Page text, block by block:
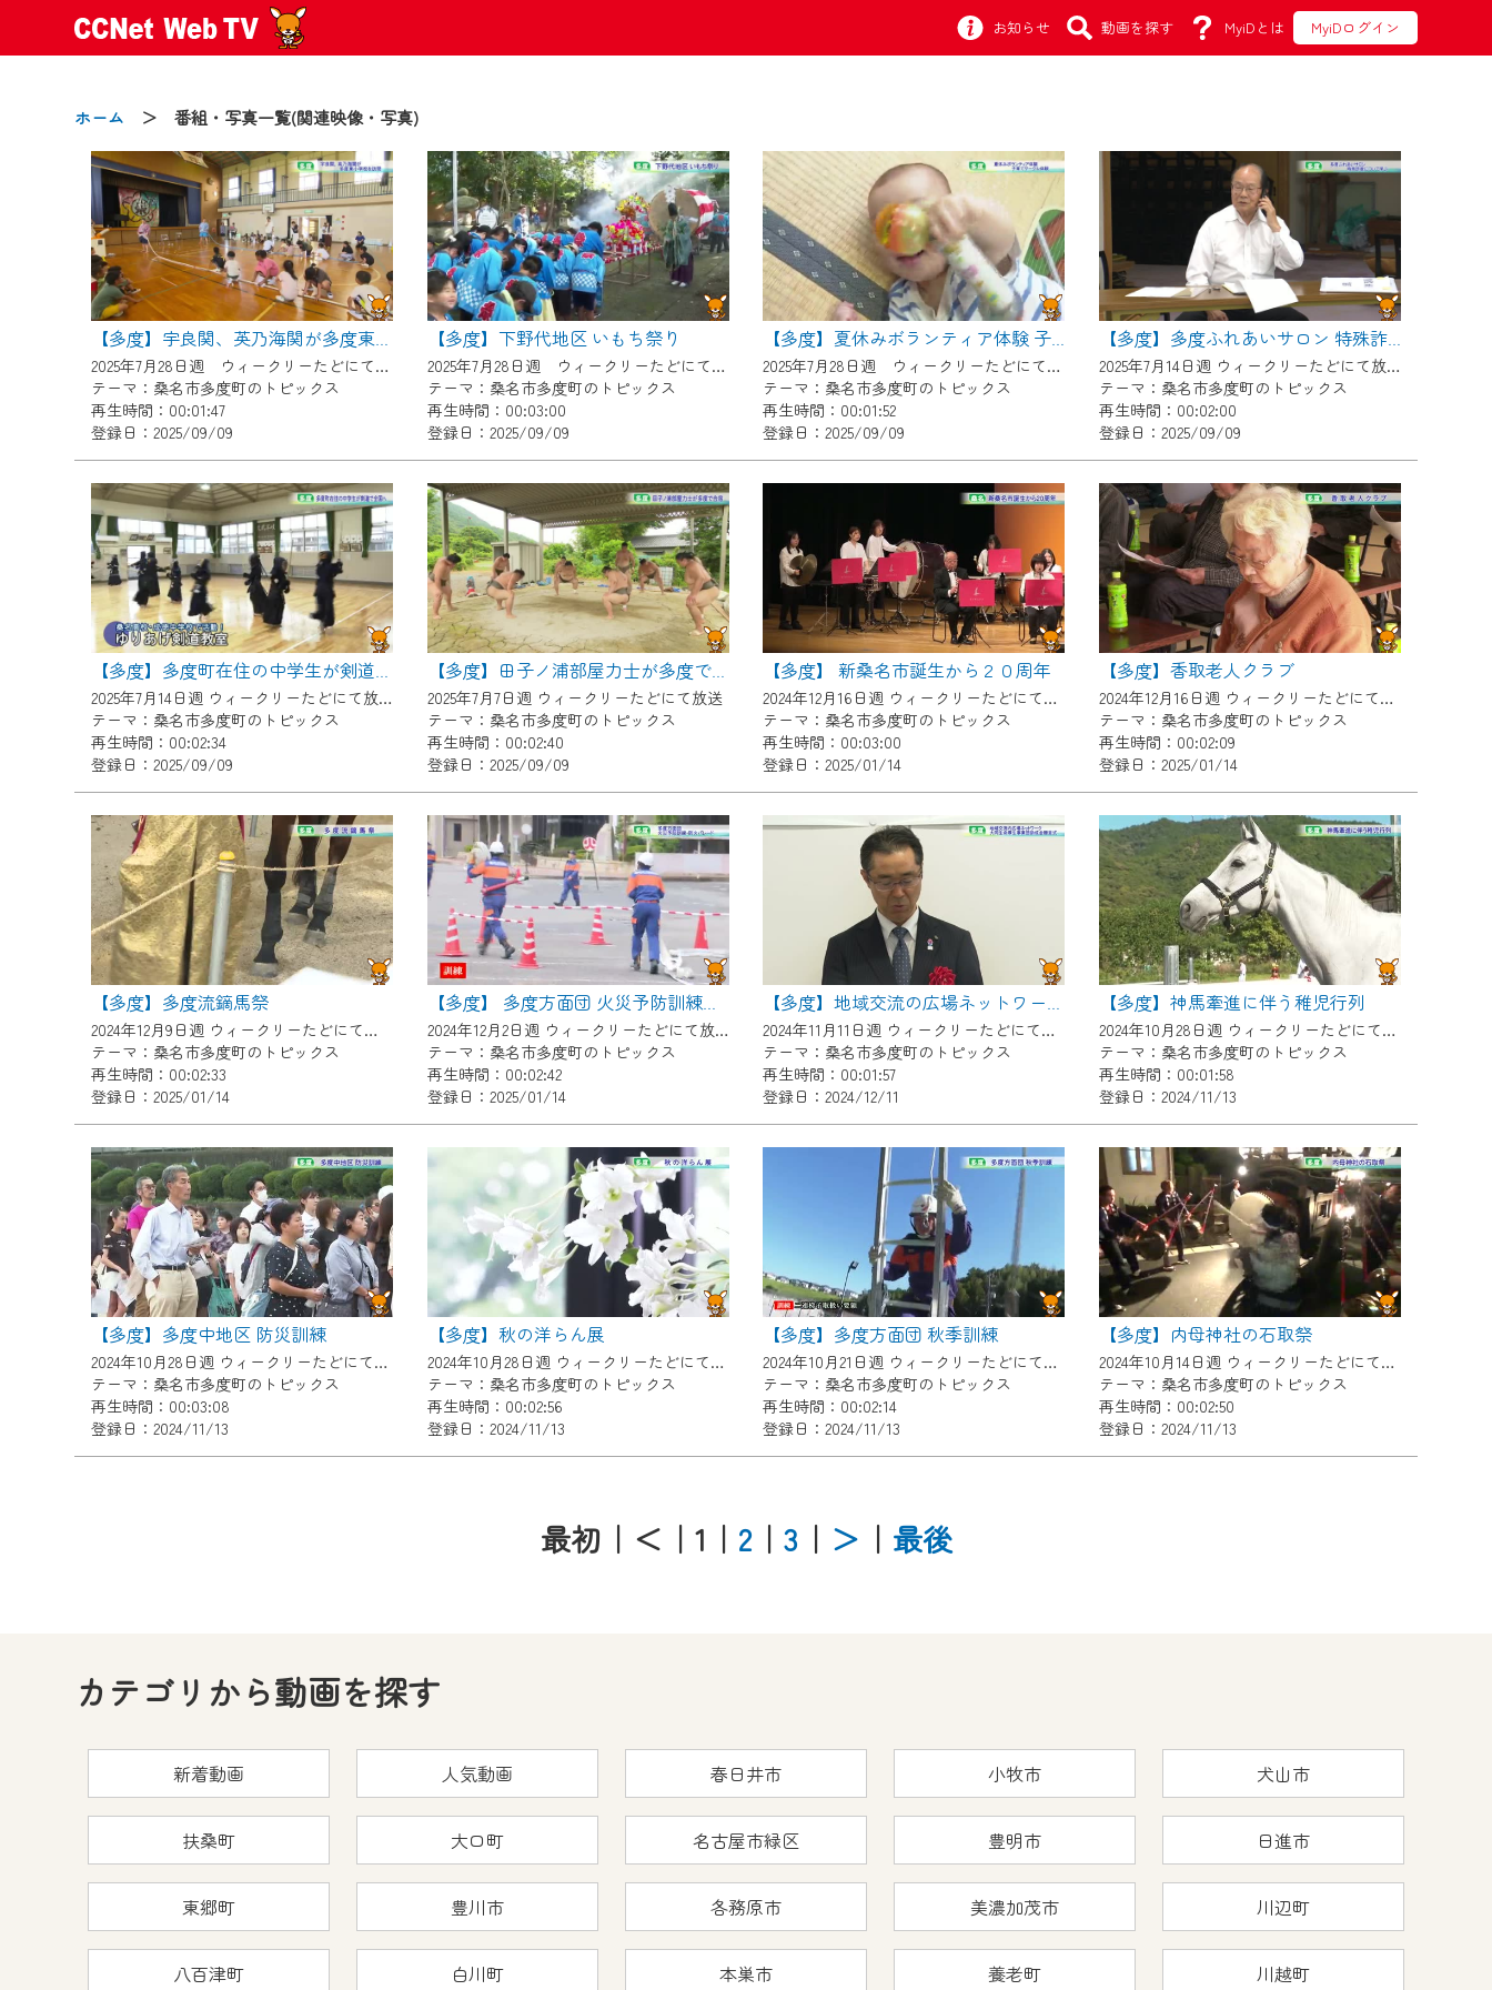
お知らせ 動画を探す MyiDとは MyiDログイン
ホーム ＞ 番組・写真一覧(関連映像・写真)
【多度】宇良関、英乃海関が多度東小学校を訪問
2025年7月28日週 ウィークリーたどにて放送
テーマ：桑名市多度町のトピックス
再生時間：00:01:47
登録日：2025/09/09
【多度】下野代地区 いもち祭り
2025年7月28日週 ウィークリーたどにて放送
テーマ：桑名市多度町のトピックス
再生時間：00:03:00
登録日：2025/09/09
【多度】夏休みボランティア体験 子育てサークル体験
2025年7月28日週 ウィークリーたどにて放送
テーマ：桑名市多度町のトピックス
再生時間：00:01:52
登録日：2025/09/09
【多度】多度ふれあいサロン 特殊詐欺について学ぶ
2025年7月14日週 ウィークリーたどにて放送
テーマ：桑名市多度町のトピックス
再生時間：00:02:00
登録日：2025/09/09
【多度】多度町在住の中学生が剣道で全国へ
2025年7月14日週 ウィークリーたどにて放送
テーマ：桑名市多度町のトピックス
再生時間：00:02:34
登録日：2025/09/09
【多度】田子ノ浦部屋力士が多度で合宿
2025年7月7日週 ウィークリーたどにて放送
テーマ：桑名市多度町のトピックス
再生時間：00:02:40
登録日：2025/09/09
【多度】 新桑名市誕生から２０周年
2024年12月16日週 ウィークリーたどにて放送
テーマ：桑名市多度町のトピックス
再生時間：00:03:00
登録日：2025/01/14
【多度】香取老人クラブ
2024年12月16日週 ウィークリーたどにて放送
テーマ：桑名市多度町のトピックス
再生時間：00:02:09
登録日：2025/01/14
【多度】多度流鏑馬祭
2024年12月9日週 ウィークリーたどにて放送
テーマ：桑名市多度町のトピックス
再生時間：00:02:33
登録日：2025/01/14
【多度】 多度方面団 火災予防訓練・防火パレード
2024年12月2日週 ウィークリーたどにて放送
テーマ：桑名市多度町のトピックス
再生時間：00:02:42
登録日：2025/01/14
【多度】地域交流の広場ネットワーク 大同生命厚生事業団助成金贈呈式
2024年11月11日週 ウィークリーたどにて放送
テーマ：桑名市多度町のトピックス
再生時間：00:01:57
登録日：2024/12/11
【多度】神馬牽進に伴う稚児行列
2024年10月28日週 ウィークリーたどにて放送
テーマ：桑名市多度町のトピックス
再生時間：00:01:58
登録日：2024/11/13
【多度】多度中地区 防災訓練
2024年10月28日週 ウィークリーたどにて放送
テーマ：桑名市多度町のトピックス
再生時間：00:03:08
登録日：2024/11/13
【多度】秋の洋らん展
2024年10月28日週 ウィークリーたどにて放送
テーマ：桑名市多度町のトピックス
再生時間：00:02:56
登録日：2024/11/13
【多度】多度方面団 秋季訓練
2024年10月21日週 ウィークリーたどにて放送
テーマ：桑名市多度町のトピックス
再生時間：00:02:14
登録日：2024/11/13
【多度】内母神社の石取祭
2024年10月14日週 ウィークリーたどにて放送
テーマ：桑名市多度町のトピックス
再生時間：00:02:50
登録日：2024/11/13
最初 ｜＜ ｜1 ｜ 2 ｜ 3 ｜ ＞ ｜ 最後
カテゴリから動画を探す
新着動画 人気動画 春日井市 小牧市 犬山市
扶桑町 大口町 名古屋市緑区 豊明市 日進市
東郷町 豊川市 各務原市 美濃加茂市 川辺町
八百津町 白川町 本巣市 養老町 川越町
お知らせ
2024/09/02
動画配信サービス『CCNet Web TV』は2024年9月24日からリニューアルします！
【変更点】
◆デザイン変更により、お住まいの地域の動画コンテンツが一目瞭然。
◆当社アプリやＰＣブラウザから、いつでも・どこでも・外出先でも！
CCNetサービスエリア20市町の地域情報番組をご視聴いただけます！
【ご注意】
2024年9月24日からはご加入者様へのサービス向上のため、
『CCNet Web TV』を利用いただくには、一部コンテンツを除き、
CCNetサービスへの加入と『CCNetマイページ※』へのログインが必要となります。
何卒、ご理解ご了承の程よろしくお願いいたします。
※マイページへのログインには、MyIDが必要となります。
※MyIDとは、CCNet Web TVを含むCCNetの各種サービスをご利用頂くためのIDです。
IDはお客様が使っているメールアドレスで設定できます。
（GmailやYahooなどのフリーメールアドレスでも作成可能です）
※マイページへのログイン・MyIDの新規登録は
※CCNetアプリをご利用中の方は引き続きご視聴いただけます。
＜メンテナンス情報＞
CCNetWebTVのリニューアルにともないメンテナンス作業を予定しています。
日時 9/24 9:30～16:30
作業の間は、CCNetWebTVの画面が「メンテナンス中」になり、ご利用いただけません。
ご不便をおかけいたしますが、ご了承の程よろしくお願いいたします。